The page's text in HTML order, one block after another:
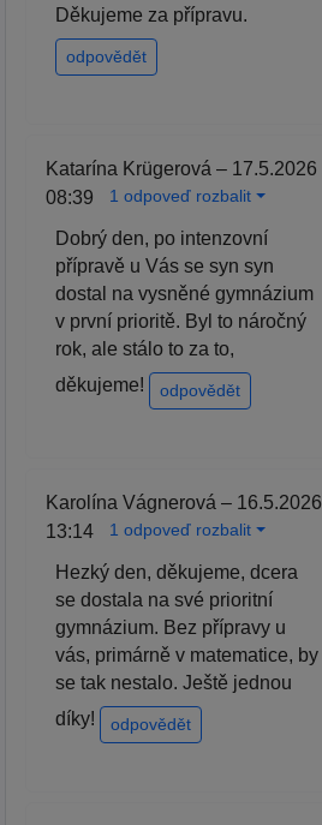
Děkujeme za přípravu.
odpovědět
Katarína Krügerová – 17.5.2026
08:39
1 odpoveď rozbalit
Dobrý den, po intenzovní
přípravě u Vás se syn syn
dostal na vysněné gymnázium
v první prioritě. Byl to náročný
rok, ale stálo to za to,
děkujeme!
odpovědět
Karolína Vágnerová – 16.5.2026
13:14
1 odpoveď rozbalit
Hezký den, děkujeme, dcera
se dostala na své prioritní
gymnázium. Bez přípravy u
vás, primárně v matematice, by
se tak nestalo. Ještě jednou
díky!
odpovědět